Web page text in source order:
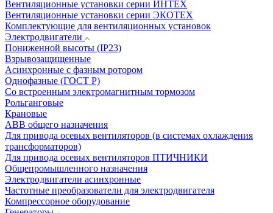
Вентиляционные установки серии ИНТЕХ
Вентиляционные установки серии ЭКОТЕХ
Комплектующие для вентиляционных установок
Электродвигатели
Пониженной высоты (IP23)
Взрывозащищенные
Асинхронные с фазным ротором
Однофазные (ГОСТ Р)
Со встроенным электромагнитным тормозом
Рольганговые
Крановые
АВВ общего назначения
Для привода осевых вентиляторов (в системах охлаждения
трансформаторов)
Для привода осевых вентиляторов ПТИЧНИКИ
Общепромышленного назначения
Электродвигатели асинхронные
Частотные преобразователи для электродвигателя
Компрессорное оборудование